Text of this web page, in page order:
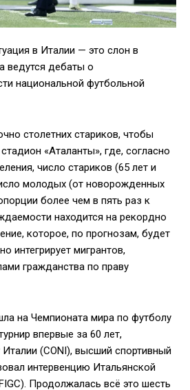
в Италии — это слон в
ведутся дебаты о
национальной футбольной
столетних стариков, чтобы
«Аталанты», где, согласно
число стариков (65 лет и
молодых (от новорожденных
более чем в пять раз к
находится на рекордно
которое, по прогнозам, будет
интегрирует мигрантов,
гражданства по праву
на Чемпионата мира по футболу
впервые за 60 лет,
(CONI), высший спортивный
интервенцию Итальянской
Продолжалась всё это шесть